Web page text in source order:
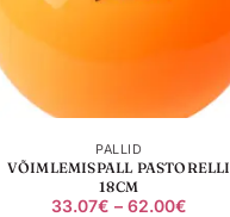
PALLID
VÕIMLEMISPALL PASTORELLI
18CM
33.07€ – 62.00€